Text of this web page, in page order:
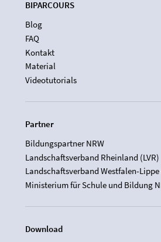
BIPARCOURS
Blog
FAQ
Kontakt
Material
Videotutorials
Partner
Bildungspartner NRW
Landschaftsverband Rheinland (LVR)
Landschaftsverband Westfalen-Lippe
Ministerium für Schule und Bildung
Download